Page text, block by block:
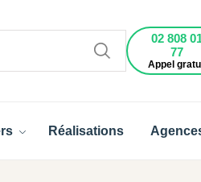
02 808
77
Appel
Réalisations